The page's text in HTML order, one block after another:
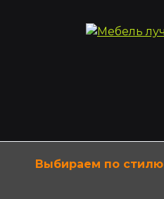
Выбираем по стилю